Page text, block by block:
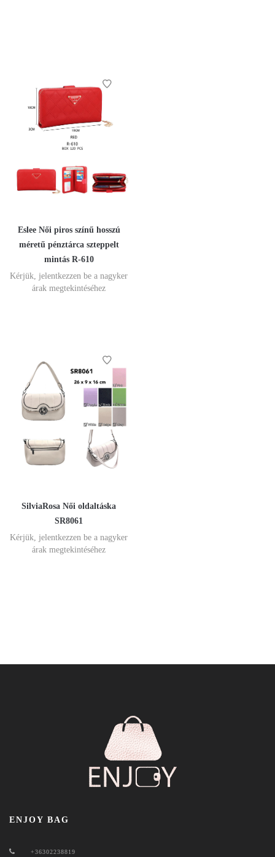
Eslee Női piros színű hosszú
méretű pénztárca szteppelt
mintás R-610
Kérjük, jelentkezzen be a nagyker
árak megtekintéséhez
SilviaRosa Női oldaltáska
SR8061
Kérjük, jelentkezzen be a nagyker
árak megtekintéséhez
ENJOY BAG
+36302238819